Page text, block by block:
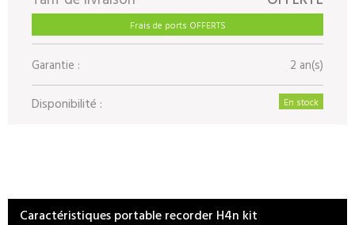
Frais de ports OFFERTS
Garantie : 2 an(s)
Disponibilité : En stock
Caractéristiques portable recorder H4n kit